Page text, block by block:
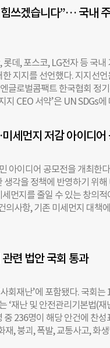
향을 간과해 왔다”라며 “이
써 재생에너지로의 전환이
. 원래 계획대로라면 제9차
, 반년이나 늦춰진 상황이다
동한 지 30년 넘은 석탄발전
중인 석탄발전 7기를 고려
어드는데 그친다. 이지언 환
1억9300만톤으로 설정했는
게 못 미치는 수준”이라며 “
폐쇄한다고 했는데 수명 연
”며 “정부가 제시한 석탄화
보령3·4호기는 1993년 준공
향평가
쓰겠습니다”… 국내
데, 포스코, LG전자 등 국내
지지를 선언했다. 지지선
글로벌콤팩트 한국협회 정
지 CEO 서약’은 UN SDGs
야 할 목표로, 빈곤종식, 기후
하기 위한169개의 구체적인
장일치로 승인했다. 이날 지
데홈쇼핑 ▲아모레퍼시픽
도시개발공사 ▲한국공
력 ▲한국수자원공사 ▲한
▲BGF ▲BGF리테일
고 심각한 영향을 미치고 있
맡게 됐는데 환경문제 해
협력도 강조했다. 그는 “어
행동해야 한다”면서 “국가
세먼지 저감 아이디어
아이디어 공모전을 개최한
각을 정책에 반영하기 위해
먼지를 줄일 수 있는 창의적
의사항, 기존 미세먼지 대책
발표될 예정이며, 우수작으
수상자에게는 한국환경공단
영 더나은미래 기자
무단 전재 및 재배포 금
련 법안 국회 통과
회재난’에 포함됐다. 국회는
‘재난 및 안전관리기본법(재
236명이 해당 안건에 찬
재, 붕괴, 폭발, 교통사고, 화